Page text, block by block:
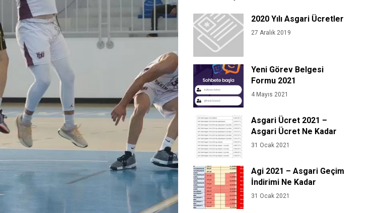
2020 Yılı Asgari Ücretler
27 Aralık 2019
Yeni Görev Belgesi
Formu 2021
4 Mayıs 2021
Asgari Ücret 2021 –
Asgari Ücret Ne Kadar
31 Ocak 2021
Agi 2021 – Asgari Geçim
İndirimi Ne Kadar
31 Ocak 2021